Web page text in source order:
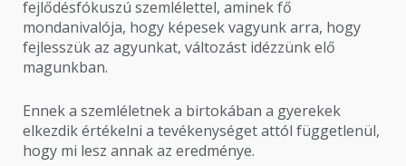
fejlődésfókuszú szemlélettel, aminek fő
mondanivalója, hogy képesek vagyunk arra, hogy
fejlesszük az agyunkat, változást idézzünk elő
magunkban.
Ennek a szemléletnek a birtokában a gyerekek
elkezdik értékelni a tevékenységet attól függetlenül,
hogy mi lesz annak az eredménye.